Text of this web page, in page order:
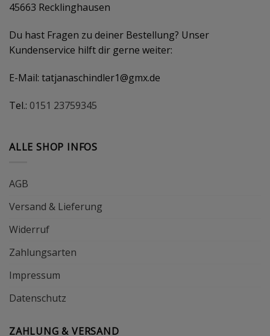
45663 Recklinghausen
Du hast Fragen zu deiner Bestellung? Unser
Kundenservice hilft dir gerne weiter:
E-Mail: tatjanaschindler1@gmx.de
Tel.: 0151 23759345
ALLE SHOP INFOS
AGB
Versand & Lieferung
Widerruf
Zahlungsarten
Impressum
Datenschutz
ZAHLUNG & VERSAND